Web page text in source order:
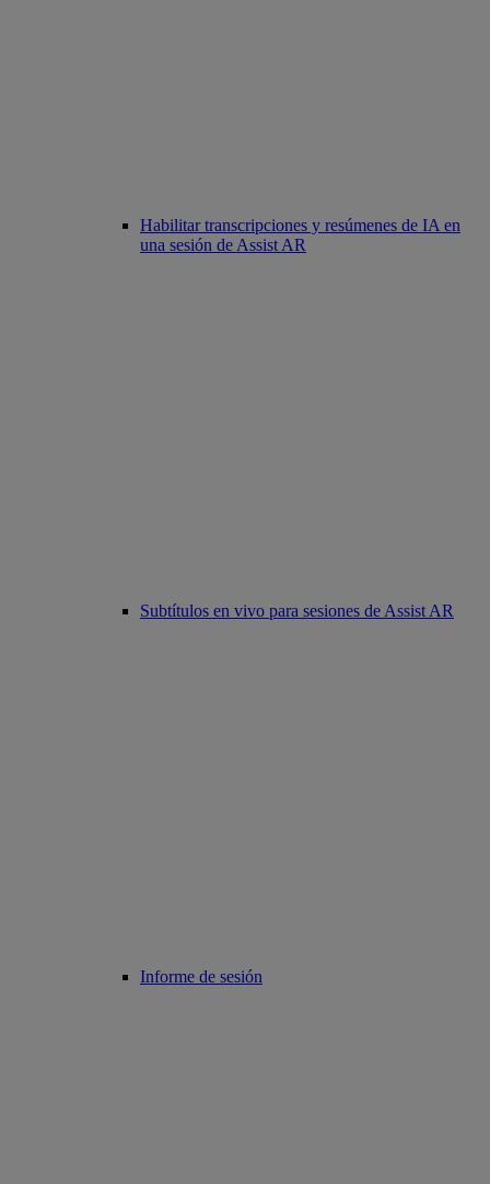
Habilitar transcripciones y resúmenes de IA en
una sesión de Assist AR
Subtítulos en vivo para sesiones de Assist AR
Informe de sesión